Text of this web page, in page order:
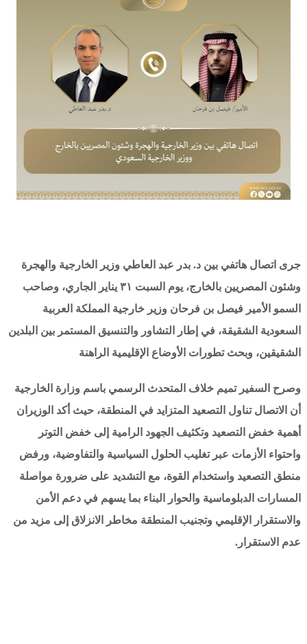
جرى اتصال هاتفي بين د. بدر عبد العاطي وزير الخارجية والهجرة
وشئون المصريين بالخارج، يوم السبت ٣١ يناير الجاري، وصاحب
السمو الأمير فيصل بن فرحان وزير خارجية المملكة العربية
السعودية الشقيقة، في إطار التشاور والتنسيق المستمر بين البلدين
الشقيقين، وبحث تطورات الأوضاع الإقليمية الراهنة
وصرح السفير تميم خلاف المتحدث الرسمي باسم وزارة الخارجية
أن الاتصال تناول التصعيد المتزايد في المنطقة، حيث أكد الوزيران
أهمية خفض التصعيد وتكثيف الجهود الرامية إلى خفض التوتر
واحتواء الأزمات عبر تغليب الحلول السياسية والتفاوضية، ورفض
منطق التصعيد واستخدام القوة، مع التشديد على ضرورة مواصلة
المسارات الدبلوماسية والحوار البناء بما يسهم في دعم الأمن
والاستقرار الإقليمي وتجنيب المنطقة مخاطر الانزلاق إلى مزيد من
عدم الاستقرار.